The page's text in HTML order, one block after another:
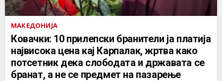
МАКЕДОНИЈА
Ковачки: 10 прилепски бранители ја платија
највисока цена кај Карпалак, жртва како
потсетник дека слободата и државата се
бранат, а не се предмет на пазарење